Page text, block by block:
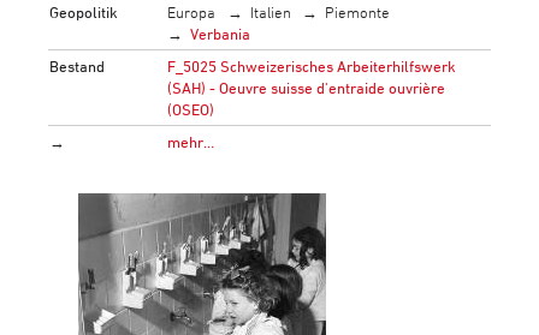
Geopolitik
Europa Italien
Piemonte
Verbania
Bestand
F_5025 Schweizerisches Arbeiterhilfswerk
(SAH) - Oeuvre suisse d'entraide ouvrière
(OSEO)
→
mehr…